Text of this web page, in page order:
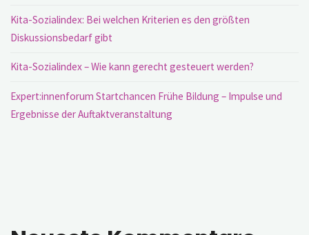
Kita-Sozialindex: Bei welchen Kriterien es den größten
Diskussionsbedarf gibt
Kita-Sozialindex – Wie kann gerecht gesteuert werden?
Expert:innenforum Startchancen Frühe Bildung – Impulse und
Ergebnisse der Auftaktveranstaltung